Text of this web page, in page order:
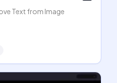
Text from Image